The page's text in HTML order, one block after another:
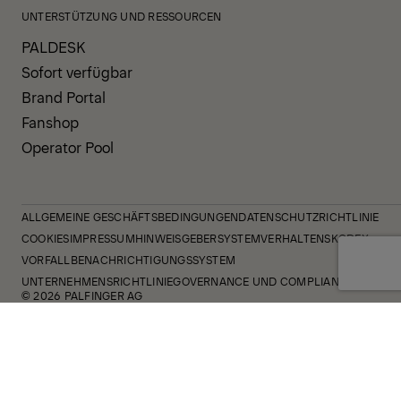
UNTERSTÜTZUNG UND RESSOURCEN
PALDESK
Sofort verfügbar
Brand Portal
Fanshop
Operator Pool
ALLGEMEINE GESCHÄFTSBEDINGUNGENDATENSCHUTZRICHTLINIE
COOKIESIMPRESSUMHINWEISGEBERSYSTEMVERHALTENSKODEX
VORFALLBENACHRICHTIGUNGSSYSTEM
UNTERNEHMENSRICHTLINIEGOVERNANCE UND COMPLIANCE
© 2026 PALFINGER AG